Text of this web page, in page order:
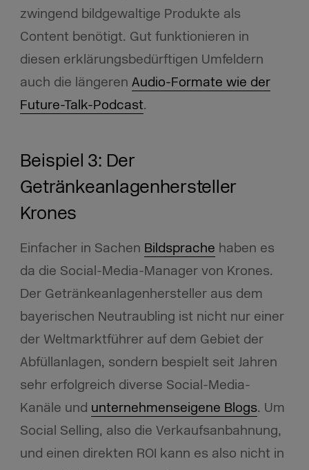
zwingend bildgewaltige Produkte als
Content benötigt. Gut funktionieren in
diesen erklärungsbedürftigen Umfeldern
auch die längeren Audio-Formate wie der
Future-Talk-Podcast.
Beispiel 3: Der
Getränkeanlagenhersteller
Krones
Einfacher in Sachen Bildsprache haben es
da die Social-Media-Manager von Krones.
Der Getränkeanlagenhersteller aus dem
bayerischen Neutraubling ist nicht nur einer
der Weltmarktführer auf dem Gebiet der
Abfüllanlagen, sondern bespielt seit Jahren
sehr erfolgreich diverse Social-Media-
Kanäle und unternehmenseigene Blogs. Um
Social Selling, also die Verkaufsanbahnung,
und einen direkten ROI kann es also nicht in